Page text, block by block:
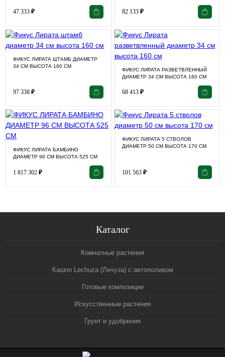
47 333 ₽ 82 133 ₽
ФИКУС ЛИРАТА ШТАМБ ДИАМЕТР
34 СМ ВЫСОТА 160 СМ
97 338 ₽
ФИКУС ЛИРАТА РАЗВЕТВЛЕННЫЙ
ДИАМЕТР 34 СМ ВЫСОТА 160 СМ
68 413 ₽
ФИКУС ЛИРАТА БАМБИНО
ДИАМЕТР 96 СМ ВЫСОТА 525 СМ
1 817 302 ₽
ФИКУС ЛИРАТА 5 СТВОЛОВ
ДИАМЕТР 50 СМ ВЫСОТА 170 СМ
101 563 ₽
Каталог
Комнатные растения
Кашпо Lechuza (Лечуза) с автополивом
Готовые композиции
Искусственные растения
Грунт и удобрения